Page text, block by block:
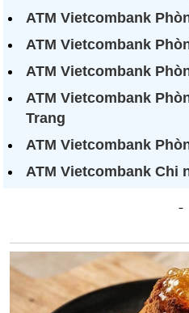
ATM Vietcombank
ATM Vietcombank
ATM Vietcombank
ATM Vietcombank
Trang
ATM Vietcombank
ATM Vietcombank Chi